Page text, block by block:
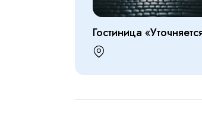
Гостиница